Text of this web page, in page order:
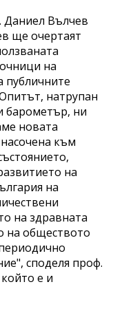
Даниел Вълчев
ще очертаят
на
публичните
натрупан
барометър, ни
новата
към
на
на
на здравната
на обществото
споделя проф.
е и